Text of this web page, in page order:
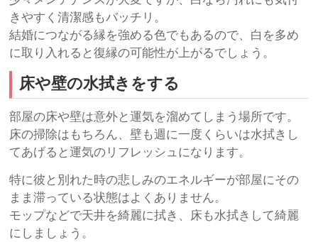
きやすく清潔感もバッチリ。
結婚につながる縁を強める色でもあるので、白を多め
に取り入れると復縁の可能性が上がるでしょう。
床や壁の水拭きをする
部屋の床や壁は意外と運気を溜めてしまう場所です。
床の掃除はもちろん、壁も週に一度くらいは水拭きし
てあげると運気のリフレッシュになります。
特に彼と別れた時の悲しみのエネルギーが部屋にその
まま滞っている状態はよくありません。
モップなどで天井を綺麗に拭き、床も水拭きして綺麗
にしましょう。